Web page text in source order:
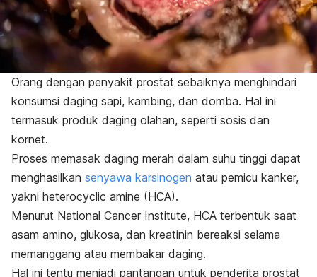
Orang dengan penyakit prostat sebaiknya menghindari
konsumsi daging sapi, kambing, dan domba. Hal ini
termasuk produk daging olahan, seperti sosis dan
kornet.
Proses memasak daging merah dalam suhu tinggi dapat
menghasilkan senyawa karsinogen atau pemicu kanker,
yakni heterocyclic amine (HCA).
Menurut National Cancer Institute, HCA terbentuk saat
asam amino, glukosa, dan kreatinin bereaksi selama
memanggang atau membakar daging.
Hal ini tentu menjadi pantangan untuk penderita prostat